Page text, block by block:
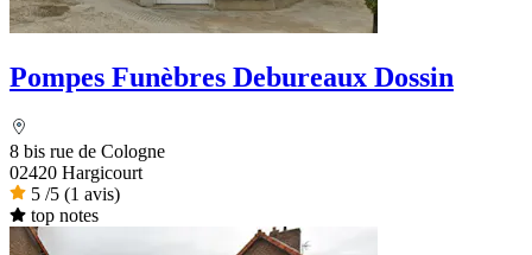
Pompes Funèbres Debureaux Dossin
8 bis rue de Cologne
02420 Hargicourt
5 /5 (1 avis)
top notes